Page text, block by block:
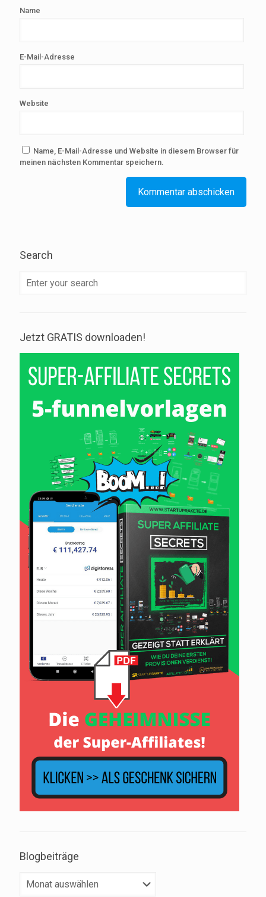
Name
E-Mail-Adresse
Website
Name, E-Mail-Adresse und Website in diesem Browser für
meinen nächsten Kommentar speichern.
Search
Jetzt GRATIS downloaden!
Blogbeiträge